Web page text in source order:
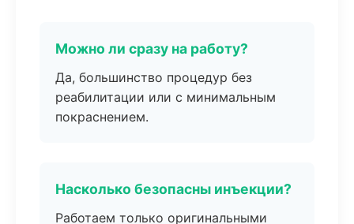
Можно ли сразу на работу?
Да, большинство процедур без
реабилитации или с минимальным
покраснением.
Насколько безопасны инъекции?
Работаем только оригинальными